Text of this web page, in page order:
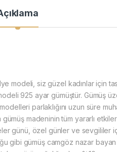
modeli, siz güzel kadınlar için
925 ayar gümüştür. Gümüş
parlaklığını uzun süre
gümüş madeninin tüm yararlı
günü, özel günler ve
gibi gümüş camgöz nazar